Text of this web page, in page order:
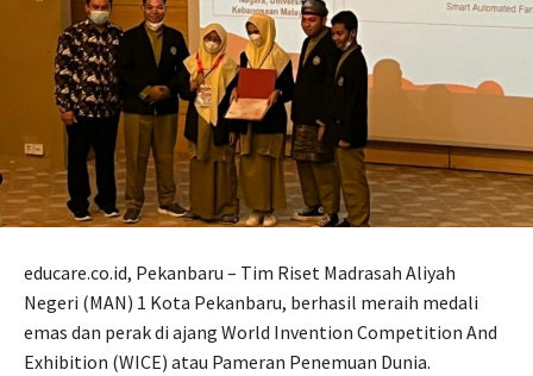
educare.co.id, Pekanbaru – Tim Riset Madrasah Aliyah
Negeri (MAN) 1 Kota Pekanbaru, berhasil meraih medali
emas dan perak di ajang World Invention Competition And
Exhibition (WICE) atau Pameran Penemuan Dunia.